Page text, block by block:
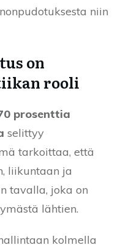
niin
on
rooli
prosenttia
selittyy
tarkoittaa, että
liikuntaan ja
tavalla, joka on
lähtien.
kolmella